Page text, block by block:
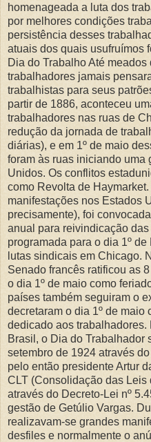
homenageada a luta dos
por melhores condições
persistência desses
atuais dos quais usufruímos
Dia do Trabalho Até
trabalhadores jamais
trabalhistas para seus
partir de 1886, aconteceu
trabalhadores nas ruas de
redução da jornada de
diárias), e em 1º de maio
foram às ruas iniciando uma
Unidos. Os conflitos
como Revolta de
manifestações nos Estados
precisamente), foi
anual para reivindicação
programada para o dia 1º
lutas sindicais em Chicago.
Senado francês ratificou as
o dia 1º de maio como
países também seguiram o
decretaram o dia 1º de maio
dedicado aos
Brasil, o Dia do Trabalhador
setembro de 1924 através
pelo então presidente Artur
CLT (Consolidação das Leis
através do Decreto-Lei nº
gestão de Getúlio Vargas.
realizavam-se grandes
desfiles e normalmente o